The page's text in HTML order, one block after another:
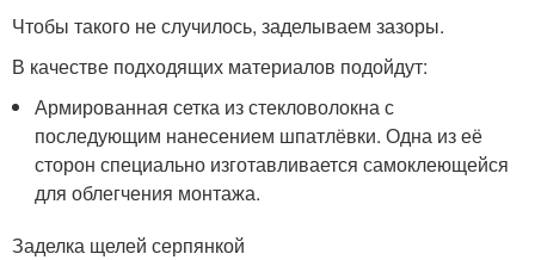
Чтобы такого не случилось, заделываем зазоры.
В качестве подходящих материалов подойдут:
Армированная сетка из стекловолокна с
последующим нанесением шпатлёвки. Одна из её
сторон специально изготавливается самоклеющейся
для облегчения монтажа.
Заделка щелей серпянкой